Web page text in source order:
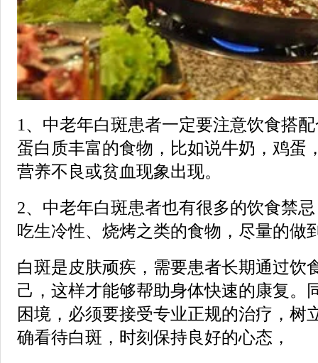
1、中老年白斑患者一定要注意饮食搭
蛋白质丰富的食物，比如说牛奶，鸡蛋
营养不良或贫血现象出现。
2、中老年白斑患者也有很多的饮食禁
吃生冷性、烧烤之类的食物，尽量的做
白斑是皮肤顽疾，需要患者长期通过饮
己，这样才能够帮助身体快速的康复。
困境，必须要接受专业正规的治疗，树
确看待白斑，时刻保持良好的心态，